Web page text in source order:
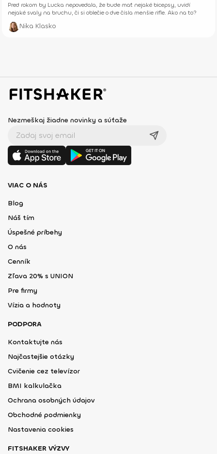
Pred rokom by Lucka nepovedala, že bude mať nejaké bicepsy, uvidí
nejaké svaly na bruchu, či si oblečie o dve čísla menšie rifle. Ako na to?
Nika Klasko
Nezmeškaj žiadne novinky a súťaže
VIAC O NÁS
Blog
Náš tím
Úspešné príbehy
O nás
Cenník
Zľava 20% s UNION
Pre firmy
Vízia a hodnoty
PODPORA
Kontaktujte nás
Najčastejšie otázky
Cvičenie cez televízor
BMI kalkulačka
Ochrana osobných údajov
Obchodné podmienky
Nastavenia cookies
FITSHAKER VÝZVY